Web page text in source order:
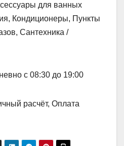
для ванных
Кондиционеры, Пункты
Сантехника /
с 08:30 до 19:00
расчёт, Оплата